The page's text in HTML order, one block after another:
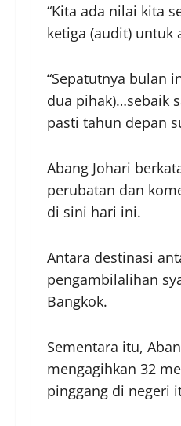
“Kita ada nilai kita
ketiga (audit) untuk
“Sepatutnya bulan
dua pihak)…sebaik
pasti tahun depan
Abang Johari
perubatan dan
di sini hari ini.
Antara destinasi
pengambilalihan
Bangkok.
Sementara itu,
mengagihkan 32
pinggang di negeri